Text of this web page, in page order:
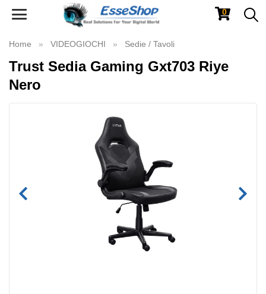
Toggle
0
Home VIDEOGIOCHI Sedie / Tavoli
Trust Sedia Gaming Gxt703 Riye
Nero